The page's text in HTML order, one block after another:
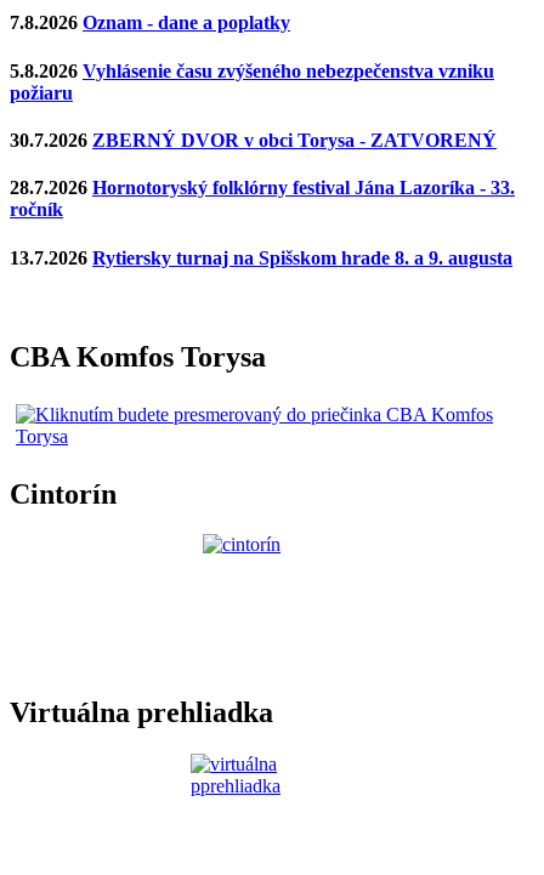
7.8.2026 Oznam - dane a poplatky
5.8.2026 Vyhlásenie času zvýšeného nebezpečenstva vzniku
požiaru
30.7.2026 ZBERNÝ DVOR v obci Torysa - ZATVORENÝ
28.7.2026 Hornotoryský folklórny festival Jána Lazoríka - 33.
ročník
13.7.2026 Rytiersky turnaj na Spišskom hrade 8. a 9. augusta
CBA Komfos Torysa
Cintorín
Virtuálna prehliadka